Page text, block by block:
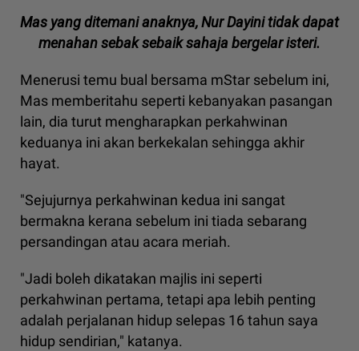
Mas yang ditemani anaknya, Nur Dayini tidak dapat
menahan sebak sebaik sahaja bergelar isteri.
Menerusi temu bual bersama mStar sebelum ini,
Mas memberitahu seperti kebanyakan pasangan
lain, dia turut mengharapkan perkahwinan
keduanya ini akan berkekalan sehingga akhir
hayat.
"Sejujurnya perkahwinan kedua ini sangat
bermakna kerana sebelum ini tiada sebarang
persandingan atau acara meriah.
"Jadi boleh dikatakan majlis ini seperti
perkahwinan pertama, tetapi apa lebih penting
adalah perjalanan hidup selepas 16 tahun saya
hidup sendirian," katanya.